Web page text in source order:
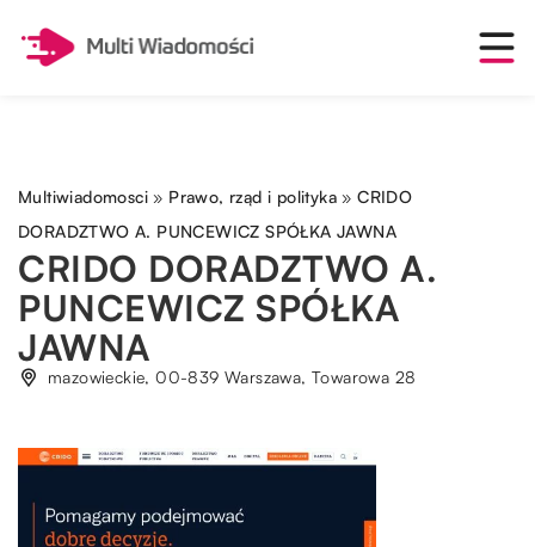
Multiwiadomosci » Prawo, rząd i polityka »CRIDO
DORADZTWO A. PUNCEWICZ SPÓŁKA JAWNA
CRIDO DORADZTWO A.
PUNCEWICZ SPÓŁKA
JAWNA
mazowieckie, 00-839 Warszawa, Towarowa 28